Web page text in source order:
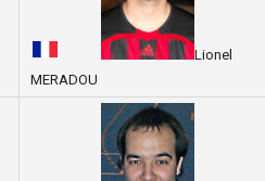
Lionel
MERADOU